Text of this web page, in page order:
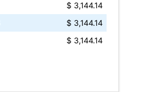
$ 3,144.14
$ 3,144.14
$ 3,144.14